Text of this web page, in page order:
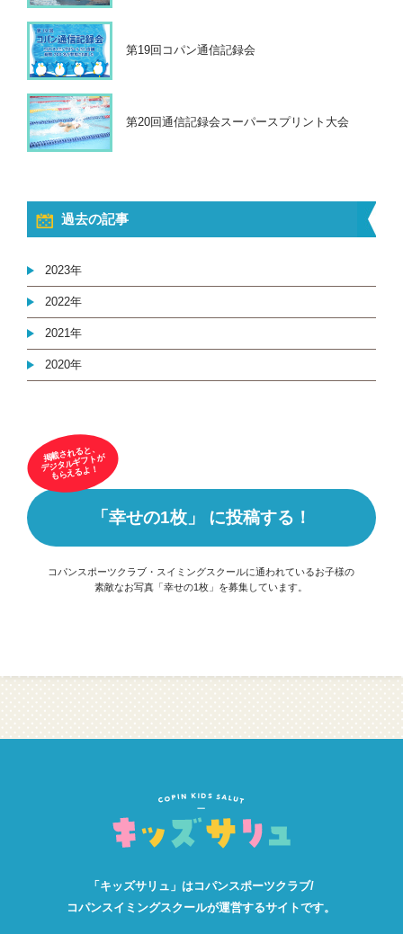
第19回コパン通信記録会
第20回通信記録会スーパースプリント大会
過去の記事
2023年
2022年
2021年
2020年
掲載されると、
デジタルギフトが
もらえるよ！
「幸せの1枚」 に投稿する！
コパンスポーツクラブ・スイミングスクールに通われているお子様の
素敵なお写真「幸せの1枚」を募集しています。
「キッズサリュ」はコパンスポーツクラブ/
コパンスイミングスクールが運営するサイトです。